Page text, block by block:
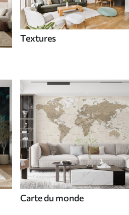
Textures
Carte du monde